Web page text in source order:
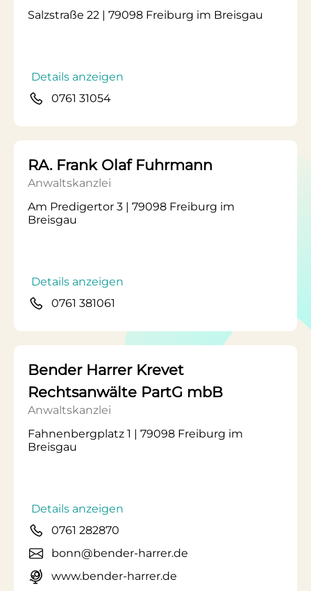
Salzstraße 22 | 79098 Freiburg im Breisgau
Details anzeigen
0761 31054
RA. Frank Olaf Fuhrmann
Anwaltskanzlei
Am Predigertor 3 | 79098 Freiburg im
Breisgau
Details anzeigen
0761 381061
Bender Harrer Krevet
Rechtsanwälte PartG mbB
Anwaltskanzlei
Fahnenbergplatz 1 | 79098 Freiburg im
Breisgau
Details anzeigen
0761 282870
bonn@bender-harrer.de
www.bender-harrer.de